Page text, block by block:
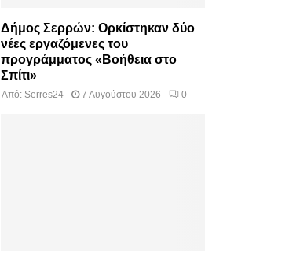
Δήμος Σερρών: Ορκίστηκαν δύο
νέες εργαζόμενες του
προγράμματος «Βοήθεια στο
Σπίτι»
Από: Serres24 7 Αυγούστου 2026 0